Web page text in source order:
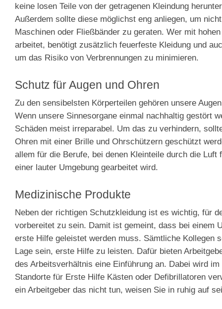
keine losen Teile von der getragenen Kleindung
Außerdem sollte diese möglichst eng anliegen, um
Maschinen oder Fließbänder zu geraten. Wer mit
arbeitet, benötigt zusätzlich feuerfeste Kleidung und
um das Risiko von Verbrennungen zu minimieren.
Schutz für Augen und Ohren
Zu den sensibelsten Körperteilen gehören unsere
Wenn unsere Sinnesorgane einmal nachhaltig gestört
Schäden meist irreparabel. Um das zu verhindern,
Ohren mit einer Brille und Ohrschützern geschützt
allem für die Berufe, bei denen Kleinteile durch die Luft
einer lauter Umgebung gearbeitet wird.
Medizinische Produkte
Neben der richtigen Schutzkleidung ist es wichtig, für
vorbereitet zu sein. Damit ist gemeint, dass bei einem
erste Hilfe geleistet werden muss. Sämtliche Kollegen
Lage sein, erste Hilfe zu leisten. Dafür bieten
des Arbeitsverhältnis eine Einführung an. Dabei wird
Standorte für Erste Hilfe Kästen oder Defibrillatoren
ein Arbeitgeber das nicht tun, weisen Sie in ruhig auf